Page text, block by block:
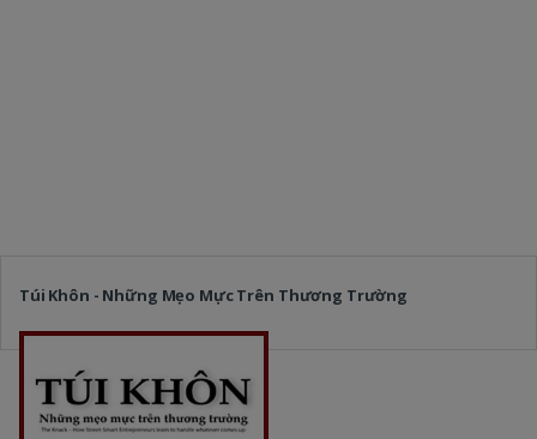
Túi Khôn - Những Mẹo Mực Trên Thương Trường